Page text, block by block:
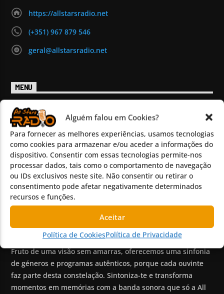
Alguém falou em Cookies?
Para fornecer as melhores experiências, usamos tecnologias
como cookies para armazenar e/ou aceder a informações do
dispositivo. Consentir com essas tecnologias permite-nos
processar dados, tais como o comportamento de navegação
ou IDs exclusivos neste site. Não consentir ou retirar o
consentimento pode afetar negativamente determinados
recursos e funções.
Aceitar
Política de CookiesPolítica de Privacidade
https://allstarsradio.net
(+351) 967 879 546
geral@allstarsradio.net
MENU
Início
Programas
Eventos
Magazine
Chat
Discos Pedidos
Vídeos
Promoção de Bandas
SOBRE NÓS
Fruto de uma visão sem amarras, oferecemos uma sinfonia
de géneros e programas autênticos, porque cada ouvinte
faz parte desta constelação. Sintoniza-te e transforma
momentos em memórias com a banda sonora que só a All